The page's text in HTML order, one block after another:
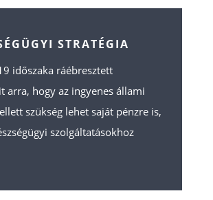
STRATÉGIA
időszaka ráébresztett
arra, hogy az ingyenes állami
szükség lehet saját pénzre is,
szolgáltatásokhoz